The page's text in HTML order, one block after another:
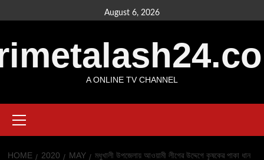
to
August 6, 2026
A ONLINE TV CHANNEL
Menu
HOME 2020 MAY
মধুখালী উপজেলায় আওয়ামী লীগেৱ উদ্দেগে কৃষকেৱ পাকা ধান